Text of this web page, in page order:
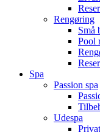
Rengøring
Små
Pool
Spa
Passion spa
Udespa